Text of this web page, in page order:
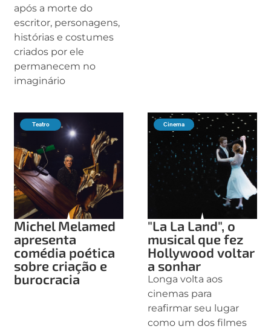
após a morte do
escritor, personagens,
histórias e costumes
criados por ele
permanecem no
imaginário
Teatro
Michel Melamed
apresenta
comédia poética
sobre criação e
burocracia
Cinema
"La La Land", o
musical que fez
Hollywood voltar
a sonhar
Longa volta aos
cinemas para
reafirmar seu lugar
como um dos filmes